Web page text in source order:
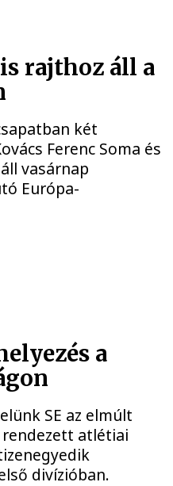
rajthoz áll a
két
Ferenc Soma és
vasárnap
Európa-
a
SE az elmúlt
atlétiai
divízióban.